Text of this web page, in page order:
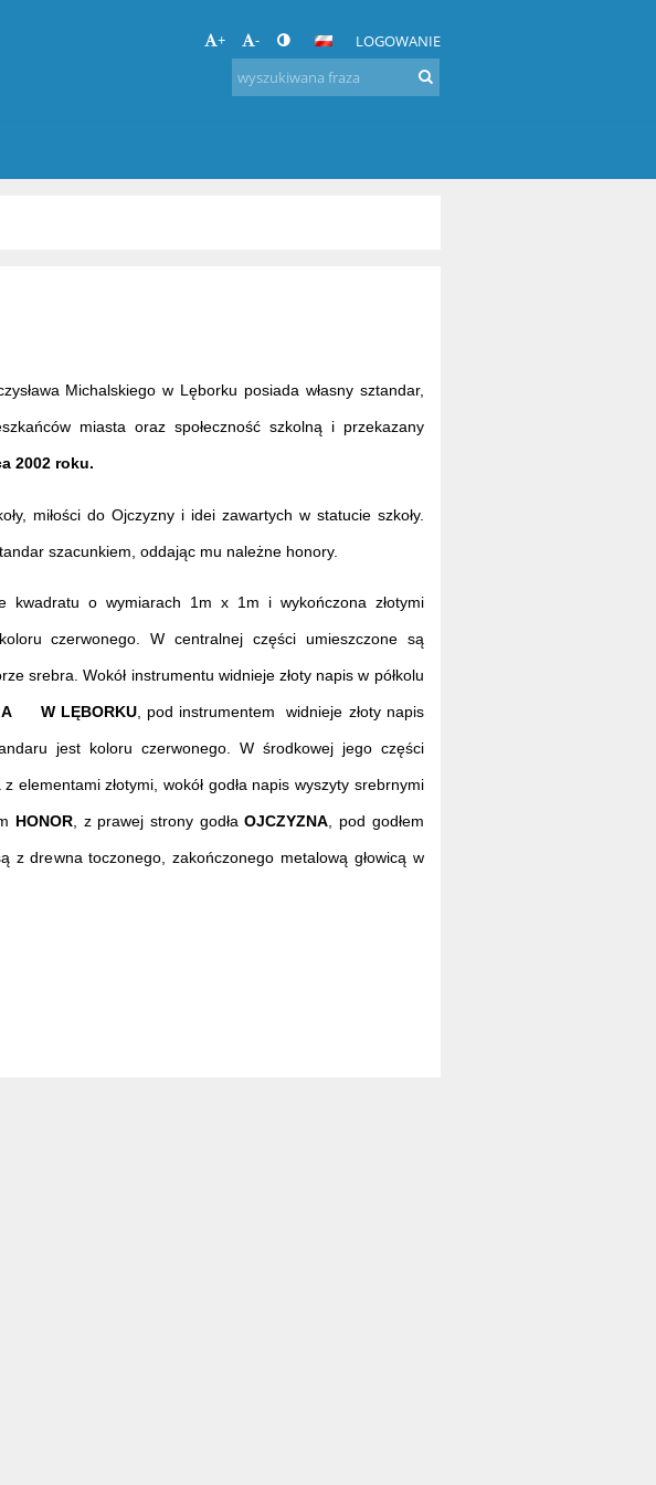
+ - LOGOWANIE
Michalskiego w Lęborku posiada własny sztandar,
miasta oraz społeczność szkolną i przekazany
2002 roku.
miłości do Ojczyzny i idei zawartych w statucie szkoły.
szacunkiem, oddając mu należne honory.
kwadratu o wymiarach 1m x 1m i wykończona złotymi
czerwonego. W centralnej części umieszczone są
instrumentu widnieje złoty napis w półkolu
W LĘBORKU, pod instrumentem widnieje złoty napis
jest koloru czerwonego. W środkowej jego części
elementami złotymi, wokół godła napis wyszyty srebrnymi
HONOR , z prawej strony godłaOJCZYZNA , pod godłem
z drewna toczonego, zakończonego metalową głowicą w